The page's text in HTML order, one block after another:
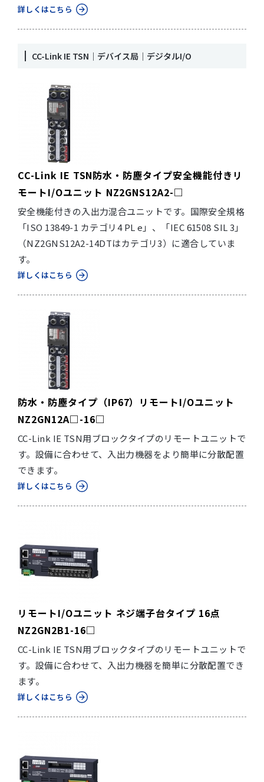
詳しくはこちら
CC-Link IE TSN｜デバイス局｜デジタルI/O
CC-Link IE TSN防水・防塵タイプ安全機能付きリ
モートI/Oユニット NZ2GNS12A2-□
安全機能付きの入出力混合ユニットです。国際安全規格
「ISO 13849-1 カテゴリ4 PL e」、「IEC 61508 SIL 3」
（NZ2GNS12A2-14DTはカテゴリ3）に適合していま
す。
詳しくはこちら
防水・防塵タイプ（IP67）リモートI/Oユニット
NZ2GN12A□-16□
CC-Link IE TSN用ブロックタイプのリモートユニットで
す。設備に合わせて、入出力機器をより簡単に分散配置
できます。
詳しくはこちら
リモートI/Oユニット ネジ端子台タイプ 16点
NZ2GN2B1-16□
CC-Link IE TSN用ブロックタイプのリモートユニットで
す。設備に合わせて、入出力機器を簡単に分散配置でき
ます。
詳しくはこちら